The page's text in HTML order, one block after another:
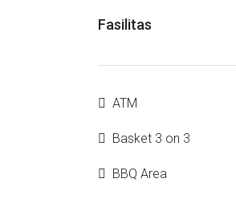
Fasilitas
ATM
Basket 3 on 3
BBQ Area